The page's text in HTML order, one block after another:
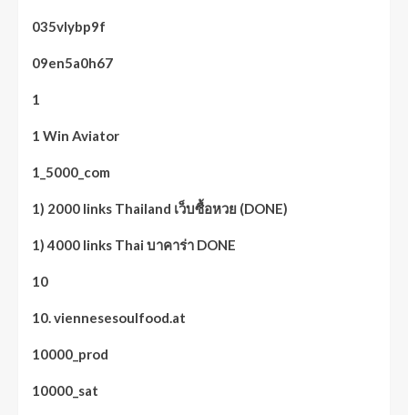
035vlybp9f
09en5a0h67
1
1 Win Aviator
1_5000_com
1) 2000 links Thailand เว็บซื้อหวย (DONE)
1) 4000 links Thai บาคาร่า DONE
10
10. viennesesoulfood.at
10000_prod
10000_sat